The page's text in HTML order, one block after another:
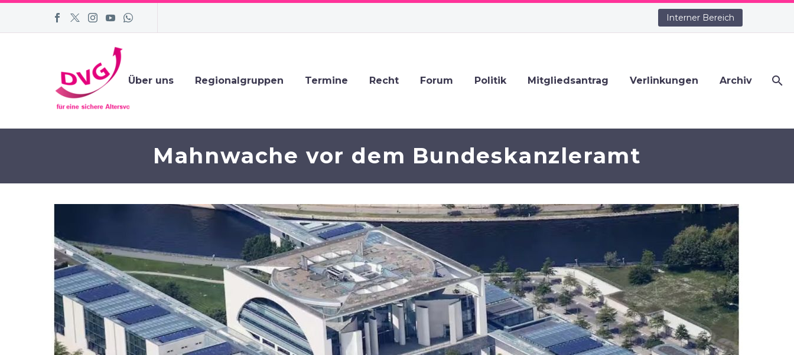
Interner Bereich
Über uns Regionalgruppen Termine Recht Forum Politik Mitgliedsantrag Verlinkungen Archiv
Mahnwache vor dem Bundeskanzleramt